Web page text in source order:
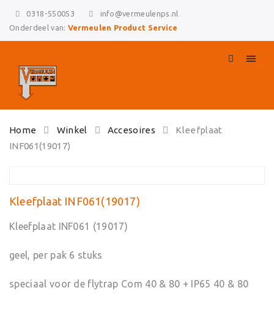
0318-550053
info@vermeulenps.nl
Onderdeel van: Vermeulen Product Service
to
content
Home Winkel Accesoires
Kleefplaat
INF061(19017)
Kleefplaat INF061(19017)
Kleefplaat INF061 (19017)
geel, per pak 6 stuks
speciaal voor de flytrap Com 40 & 80 + IP65 40 & 80